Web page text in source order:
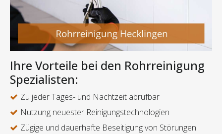
Ihre Vorteile bei den Rohrreinigung
Spezialisten:
Zu jeder Tages- und Nachtzeit abrufbar
Nutzung neuester Reinigungstechnologien
Zügige und dauerhafte Beseitigung von Störungen